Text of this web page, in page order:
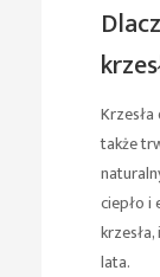
także
ciepło i
lata.